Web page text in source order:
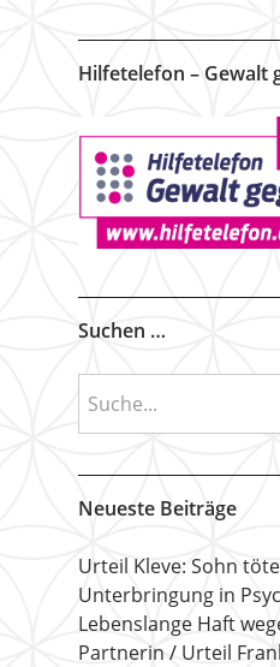
Hilfetelefon – Gewalt
Suchen …
Neueste Beiträge
Urteil Kleve: Sohn
Unterbringung in
Lebenslange Haft
Partnerin
Urteil